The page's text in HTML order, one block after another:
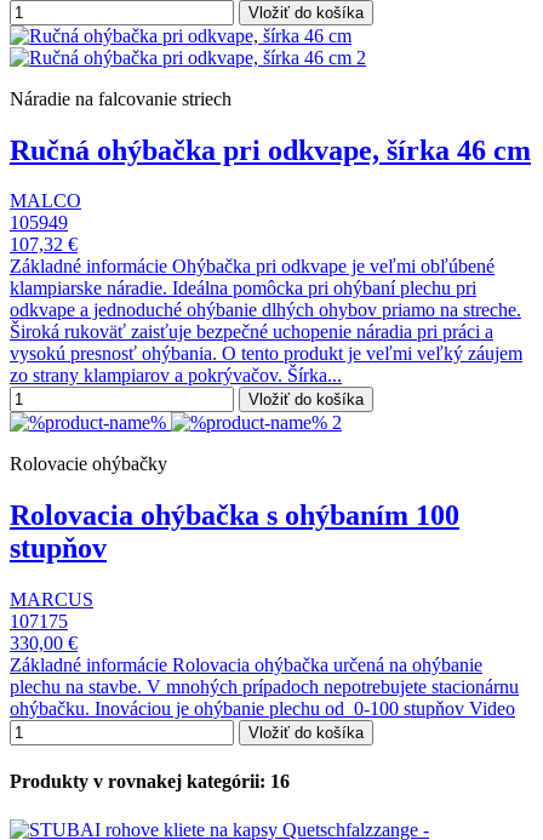
Vložiť do košíka
Náradie na falcovanie striech
Ručná ohýbačka pri odkvape, šírka 46 cm
MALCO
105949
107,32 €
Základné informácie Ohýbačka pri odkvape je veľmi obľúbené
klampiarske náradie. Ideálna pomôcka pri ohýbaní plechu pri
odkvape a jednoduché ohýbanie dlhých ohybov priamo na streche.
Široká rukoväť zaisťuje bezpečné uchopenie náradia pri práci a
vysokú presnosť ohýbania. O tento produkt je veľmi veľký záujem
zo strany klampiarov a pokrývačov. Šírka...
Vložiť do košíka
Rolovacie ohýbačky
Rolovacia ohýbačka s ohýbaním 100
stupňov
MARCUS
107175
330,00 €
Základné informácie Rolovacia ohýbačka určená na ohýbanie
plechu na stavbe. V mnohých prípadoch nepotrebujete stacionárnu
ohýbačku. Inováciou je ohýbanie plechu od 0-100 stupňov Video
Vložiť do košíka
Produkty v rovnakej kategórii: 16